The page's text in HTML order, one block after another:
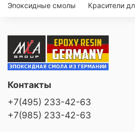
Эпоксидные смолы Красители
Контакты
+7(495) 233-42-63
+7(985) 233-42-63